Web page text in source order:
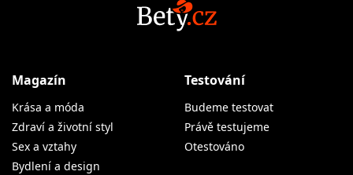
Magazín
Krása a móda
Zdraví a životní styl
Sex a vztahy
Bydlení a design
Testování
Budeme testovat
Právě testujeme
Otestováno